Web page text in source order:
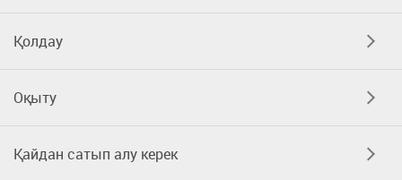
Қолдау
Оқыту
Қайдан сатып алу керек